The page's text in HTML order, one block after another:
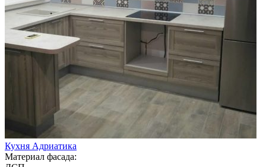
Кухня Адриатика
Материал фасада: